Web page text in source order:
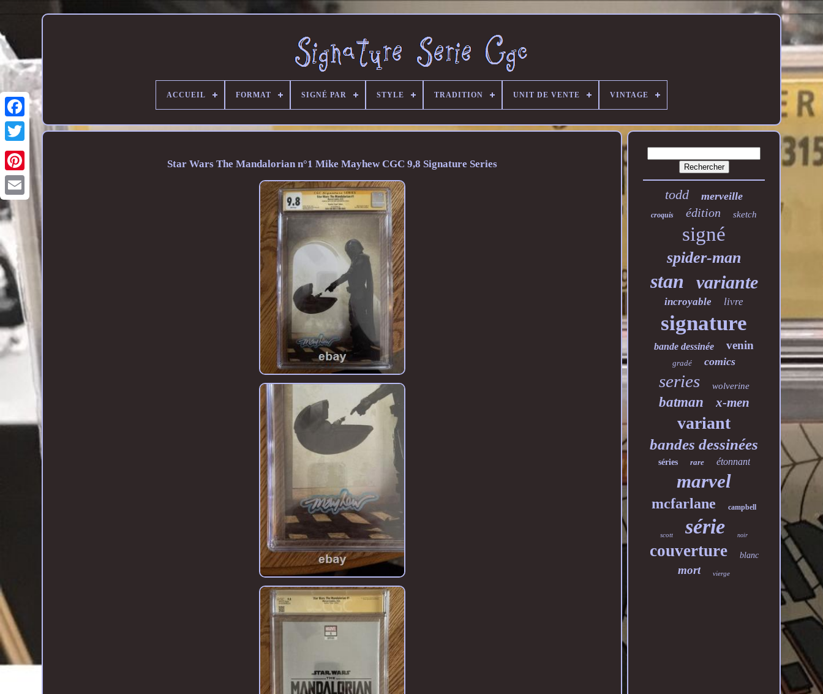
ACCUEIL FORMAT SIGNÉ PAR STYLE TRADITION UNIT DE VENTE VINTAGE
Star Wars The Mandalorian n°1 Mike Mayhew CGC 9,8 Signature Series
todd merveille
croquis édition sketch
signé
spider-man
stan variante
incroyable livre
signature
bande dessinée venin
gradé comics
series wolverine
batman x-men
variant
bandes dessinées
séries rare étonnant
marvel
mcfarlane campbell
scott série noir
couverture blanc
mort vierge